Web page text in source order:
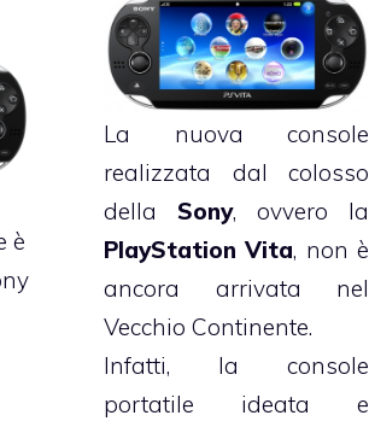
è
La nuova console
realizzata dal colosso
della Sony, ovvero la
PlayStation Vita, non è
ancora arrivata nel
Vecchio Continente.
Infatti, la console
portatile ideata e